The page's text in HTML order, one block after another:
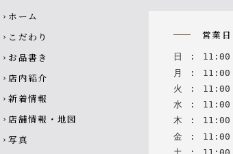
Footer navigation
chevron_right ホーム
chevron_right こだわり
chevron_right お品書き
chevron_right 店内紹介
chevron_right 新着情報
chevron_right 店舗情報・地図
chevron_right
写真
営業
日 : 11 :00
月
: 11 :00
火
: 11 :00
水 : 11 :00
木
: 11 :00
金
: 11 :00